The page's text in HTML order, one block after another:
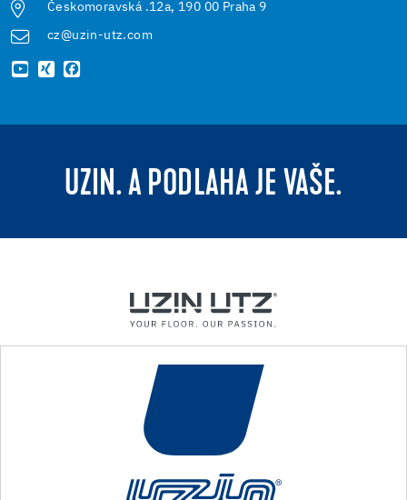
Českomoravská .12a, 190 00 Praha 9
cz@uzin-utz.com
UZIN. A PODLAHA JE VAŠE.